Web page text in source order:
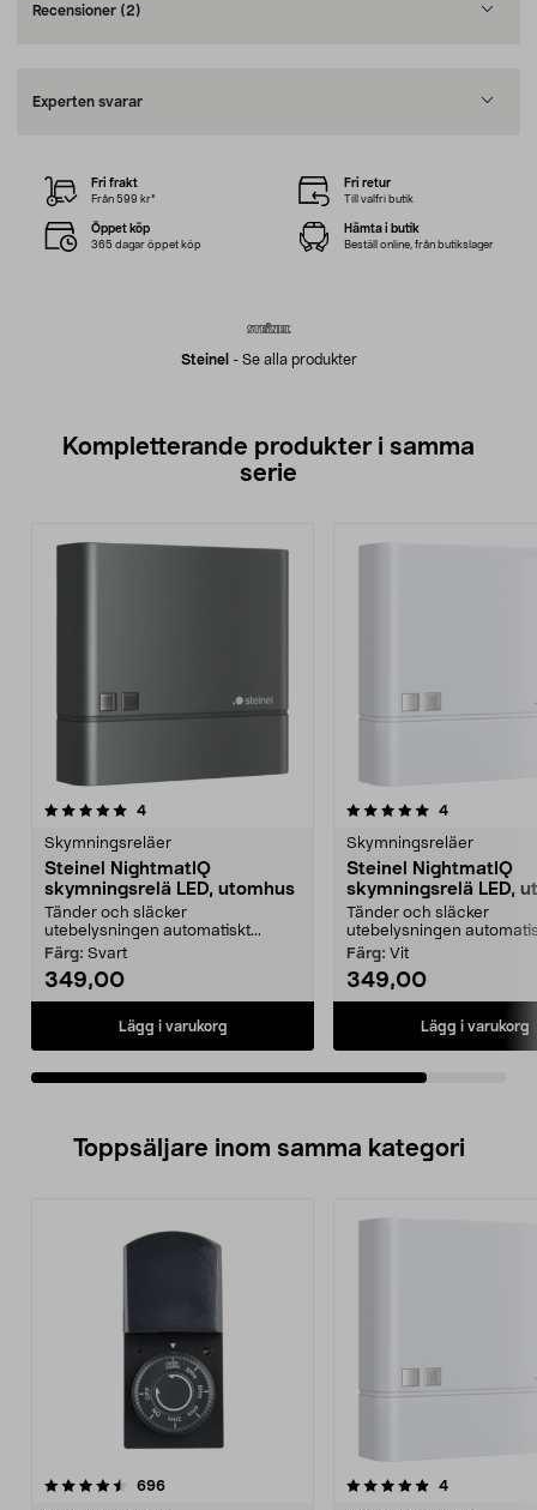
Recensioner (2)
Experten svarar
Steinel - Se alla produkter
Fri frakt
Från 599 kr*
Fri retur
Till valfri butik
Öppet köp
365 dagar öppet köp
Hämta i butik
Beställ online, från butikslager
Kompletterande produkter i samma
serie
4recensioner
Skymningsreläer
Steinel NightmatIQ
skymningsrelä LED, utomhus
Tänder och släcker
utebelysningen automatiskt...
Färg: Svart
349,00
Lägg i varukorg
5.0av 5 stjärnor 4recensioner
Skymningsreläer
Steinel NightmatIQ
skymningsrelä LED,
Tänder och släcker
utebelysningen
Färg: Vit
349,00
Lägg i varukorg
Toppsäljare inom samma kategori
696recensioner
5.0 av 5 stjärnor 4recensioner
4.5 av 5 stjärnor